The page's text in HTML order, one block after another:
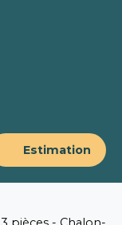
Estimation